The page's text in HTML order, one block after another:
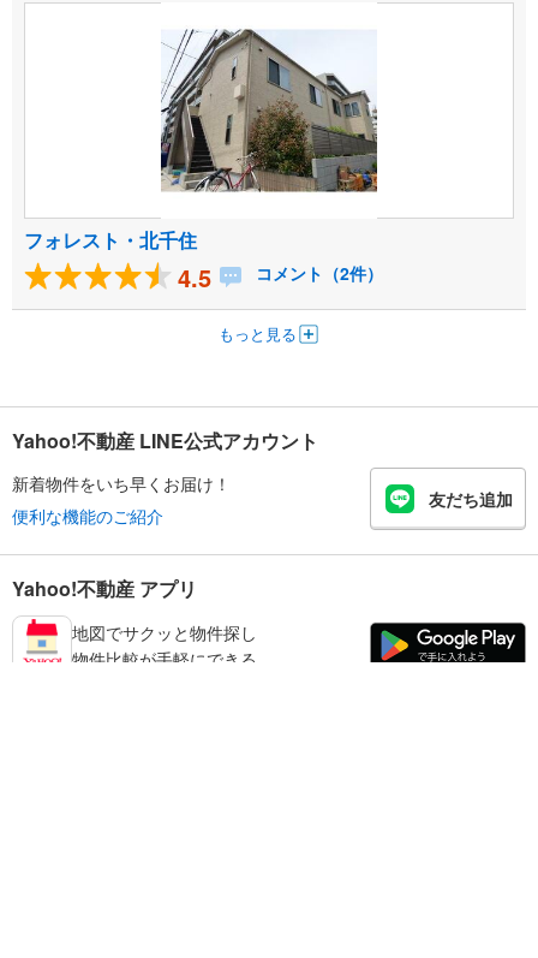
フォレスト・北千住
4.5 コメント（2件）
もっと見る
Yahoo!不動産 LINE公式アカウント
新着物件をいち早くお届け！
便利な機能のご紹介
友だち追加
Yahoo!不動産 アプリ
地図でサクッと物件探し
物件比較が手軽にできる